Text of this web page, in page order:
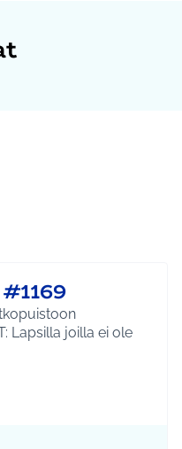
Jokela Lapset ja nuoret